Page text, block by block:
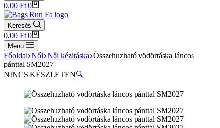
Shopping
cart
0,00 Ft 0
Keresés
Shopping
cart
0,00 Ft 0
Menu
Főoldal Női Női kézitáska Összehuzható vödörtáska láncos
pánttal SM2027
NINCS KÉSZLETEN🔍